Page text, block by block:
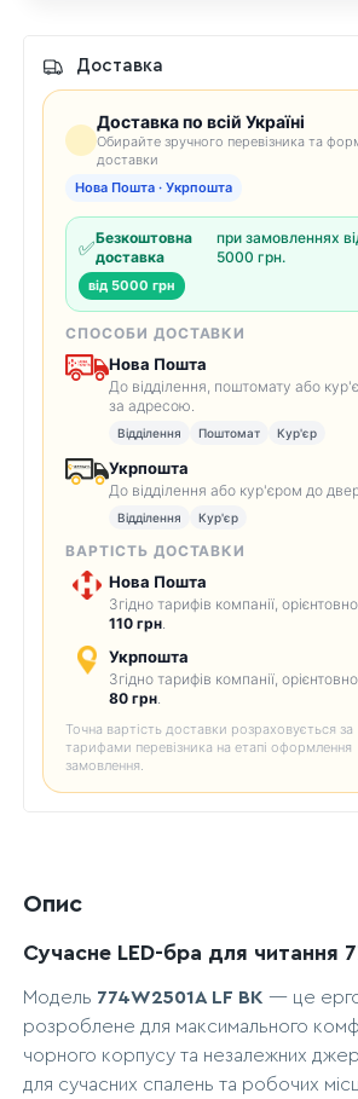
Доставка
Доставка по всій Україні
Обирайте зручного перевізника та
доставки
Нова Пошта · Укрпошта
✅Безкоштовна
доставка
при замовленнях
5000 грн.
від 5000 грн
СПОСОБИ ДОСТАВКИ
Нова Пошта
До відділення, поштомату або
за адресою.
Відділення Поштомат Кур'єр
Укрпошта
До відділення або кур'єром до
Відділення Кур'єр
ВАРТІСТЬ ДОСТАВКИ
Нова Пошта
Згідно тарифів компанії,
110 грн.
Укрпошта
Згідно тарифів компанії,
80 грн.
Точна вартість доставки розраховується за
тарифами перевізника на етапі оформлення
замовлення.
Опис
Сучасне LED-бра для читання
Модель 774W2501A LF BK — це
розроблене для максимального
чорного корпусу та незалежних
для сучасних спалень та робочих